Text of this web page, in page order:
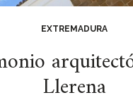
EXTREMADURA
Llerena